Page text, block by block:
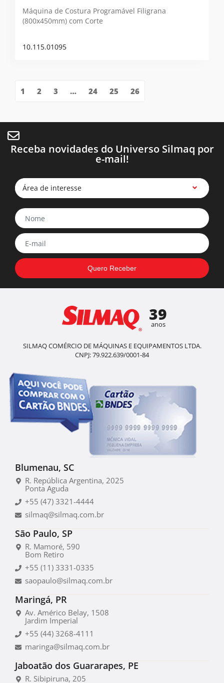
Máquina de Costura Programável Filigrana
(800x450mm) com Corte
10.115.01095
1 2 3 … 24 25 26
Receba novidades do Universo Silmaq por
e-mail!
Área de interesse
39
anos
SILMAQ COMÉRCIO DE MÁQUINAS E EQUIPAMENTOS LTDA.
CNPJ: 79.922.639/0001-84
Blumenau, SC
R. República Argentina, 2025
Ponta Aguda
+55 (47) 3321-4444
silmaq@silmaq.com.br
São Paulo, SP
R. Mamoré, 590
Bom Retiro
+55 (11) 3331-0335
saopaulo@silmaq.com.br
Maringá, PR
Av. Américo Belay, 1508
Jardim Imperial
+55 (44) 3268-4111
maringa@silmaq.com.br
Jaboatão dos Guararapes, PE
R. Sibipiruna, 205